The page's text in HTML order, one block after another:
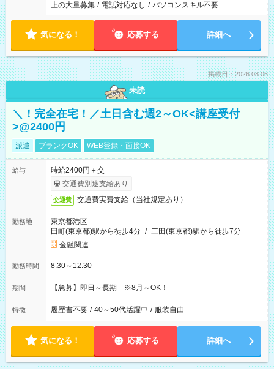
上の大量募集 / 電話対応なし / パソコンスキル不要
気になる！ 応募する 詳細へ
掲載日：2026.08.06
未読
＼！完全在宅！／土日含む週2～OK<講座受付
>@2400円
派遣 ブランクOK WEB登録・面接OK
給与
時給2400円＋交
交通費別途支給あり
交通費 交通費実費支給（当社規定あり）
勤務地
東京都港区
田町(東京都)駅から徒歩4分 / 三田(東京都)駅から徒歩7分
金融関連
勤務時間 8:30～12:30
期間 【急募】即日～長期 ※8月～OK！
特徴 履歴書不要 / 40～50代活躍中 / 服装自由
気になる！ 応募する 詳細へ